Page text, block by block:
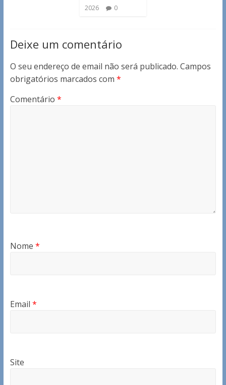
2026
0
Deixe um comentário
O seu endereço de email não será publicado. Campos
obrigatórios marcados com *
Comentário *
Nome *
Email *
Site